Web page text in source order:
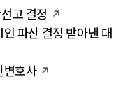
고 결정
파산 결정 받아낸 대
변호사